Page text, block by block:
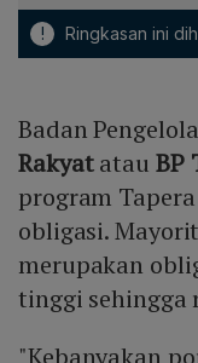
! Ringkasan ini
Badan
Rakyatatau BP
program
obligasi.
merupakan
tinggi sehingga